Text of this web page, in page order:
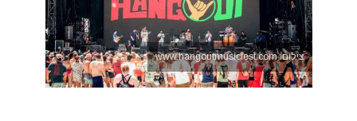
צילום: www.hangoutmusicfest.com